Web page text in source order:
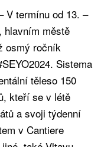
V termínu od 13. –
hlavním městě
osmý ročník
Sistema
těleso 150
kteří se v létě
a svoji týdenní
v Cantiere